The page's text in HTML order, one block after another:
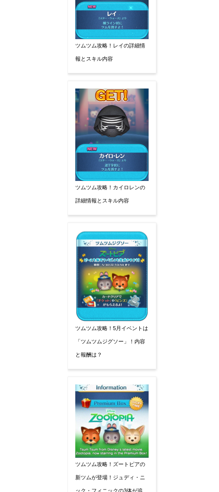
ツムツム攻略！レイの詳細情
報とスキル内容
ツムツム攻略！カイロレンの
詳細情報とスキル内容
ツムツム攻略！5月イベントは
「ツムツムジグソー」！内容
と報酬は？
ツムツム攻略！ズートピアの
新ツムが登場！ジュディ・ニ
ック・フィニックの3体が追